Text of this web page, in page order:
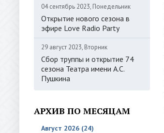
04 сентябрь 2023, Понедельник
Открытие нового сезона в
эфире Love Radio Party
29 август 2023, Вторник
Сбор труппы и открытие 74
сезона Театра имени А.С.
Пушкина
АРХИВ ПО МЕСЯЦАМ
Август 2026 (24)